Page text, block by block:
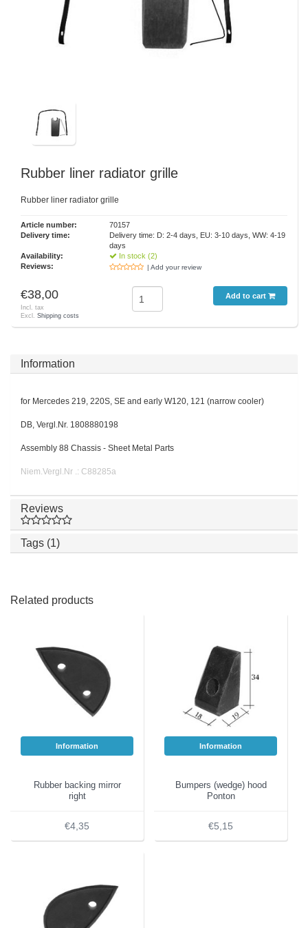
Rubber liner radiator grille
Rubber liner radiator grille
Article number:
70157
Delivery time:
Delivery time: D: 2-4 days, EU: 3-10 days, WW: 4-19
days
Availability:
In stock (2)
Reviews:
| Add your review
€38,00
Incl. tax
Excl. Shipping costs
Add to cart
Information
for Mercedes 219, 220S, SE and early W120, 121 (narrow cooler)
DB, Vergl.Nr. 1808880198
Assembly 88 Chassis - Sheet Metal Parts
Niem.Vergl.Nr .: C88285a
Reviews
Tags (1)
Related products
Information
Rubber backing mirror
right
€4,35
Information
Bumpers (wedge) hood
Ponton
€5,15